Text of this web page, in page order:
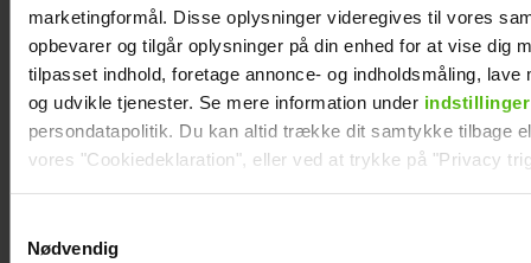
marketingformål. Disse oplysninger videregives til vores
opbevarer og tilgår oplysninger på din enhed for at vise dig
tilpasset indhold, foretage annonce- og indholdsmåling, lave
og udvikle tjenester. Se mere information under indstillinger
persondatapolitik. Du kan altid trække dit samtykke tilbage
vores "Cookiedeklaration", eller ved at trykke på "Privacy
Nødvendig
Tobias Hamann og Patricia Thyberg er blevet
gift